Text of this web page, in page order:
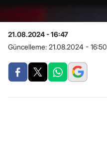
21.08.2024 - 16:47
Güncelleme: 21.08.2024 - 16:50